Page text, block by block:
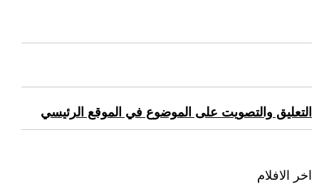
التعليق والتصويت على الموضوع في الموقع الرئيسي
اخر الافلام